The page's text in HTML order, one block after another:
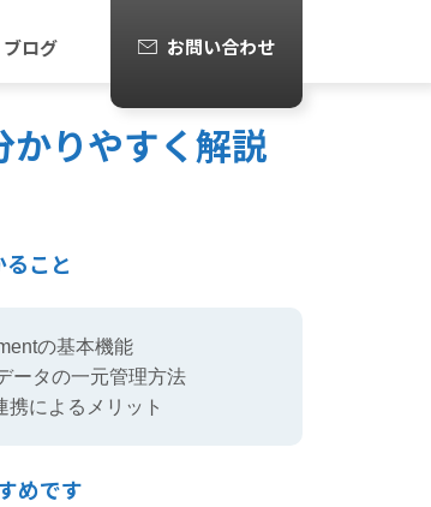
ブログ お問い合わせ
りやすく解説
こと
の基本機能
ータの一元管理方法
によるメリット
めです